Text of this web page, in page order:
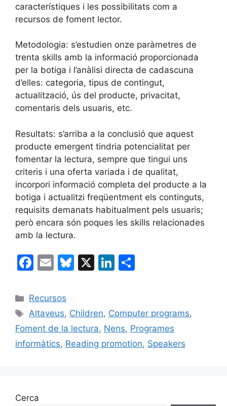
característiques i les possibilitats com a
recursos de foment lector.
Metodologia: s’estudien onze paràmetres de
trenta skills amb la informació proporcionada
per la botiga i l’anàlisi directa de cadascuna
d’elles: categoria, tipus de contingut,
actualització, ús del producte, privacitat,
comentaris dels usuaris, etc.
Resultats: s’arriba a la conclusió que aquest
producte emergent tindria potencialitat per
fomentar la lectura, sempre que tingui uns
criteris i una oferta variada i de qualitat,
incorpori informació completa del producte a la
botiga i actualitzi freqüentment els continguts,
requisits demanats habitualment pels usuaris;
però encara són poques les skills relacionades
amb la lectura.
F
c
e
b
o
E
ai
l
Bl
s
k
y
X
Li
e
dI
n
p
ar
te
Categories
Recursos
Etiquetes
Altaveus, Children, Computer programs,
Foment de la lectura, Nens, Programes
informàtics, Reading promotion, Speakers
Cerca